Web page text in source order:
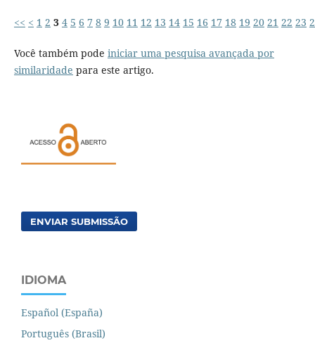
<< < 1 2 3 4 5 6 7 8 9 10 11 12 13 14 15 16 17 18 19 20 21 22 23
Você também pode iniciar uma pesquisa avançada por
similaridade para este artigo.
ENVIAR SUBMISSÃO
IDIOMA
Español (España)
Português (Brasil)